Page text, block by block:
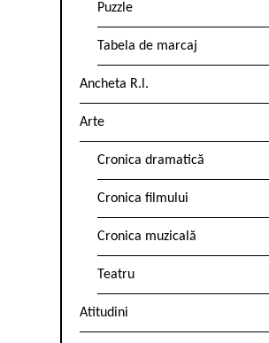
Puzzle
Tabela de marcaj
Ancheta R.l.
Arte
Cronica dramatică
Cronica filmului
Cronica muzicală
Teatru
Atitudini